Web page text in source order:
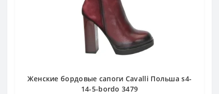
Женские бордовые сапоги Cavalli Польша s4-
14-5-bordo 3479